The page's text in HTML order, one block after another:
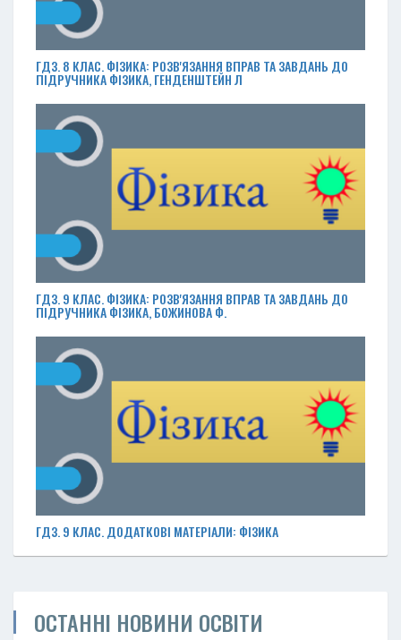
ГДЗ. 8 КЛАС. ФІЗИКА: РОЗВ'ЯЗАННЯ ВПРАВ ТА ЗАВДАНЬ ДО
ПІДРУЧНИКА ФІЗИКА, ГЕНДЕНШТЕЙН Л
ГДЗ. 9 КЛАС. ФІЗИКА: РОЗВ'ЯЗАННЯ ВПРАВ ТА ЗАВДАНЬ ДО
ПІДРУЧНИКА ФІЗИКА, БОЖИНОВА Ф.
ГДЗ. 9 КЛАС. ДОДАТКОВІ МАТЕРІАЛИ: ФІЗИКА
ОСТАННІ НОВИНИ ОСВІТИ